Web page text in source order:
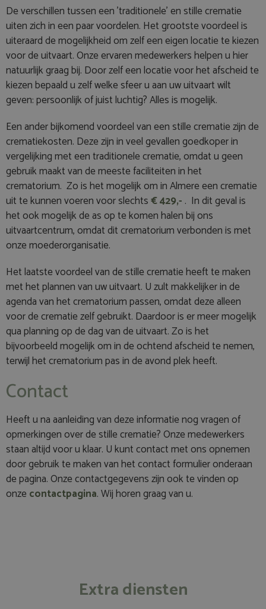
De verschillen tussen een ’traditionele’ en stille crematie
uiten zich in een paar voordelen. Het grootste voordeel is
uiteraard de mogelijkheid om zelf een eigen locatie te kiezen
voor de uitvaart. Onze ervaren medewerkers helpen u hier
natuurlijk graag bij. Door zelf een locatie voor het afscheid te
kiezen bepaald u zelf welke sfeer u aan uw uitvaart wilt
geven: persoonlijk of juist luchtig? Alles is mogelijk.
Een ander bijkomend voordeel van een stille crematie zijn de
crematiekosten. Deze zijn in veel gevallen goedkoper in
vergelijking met een traditionele crematie, omdat u geen
gebruik maakt van de meeste faciliteiten in het
crematorium. Zo is het mogelijk om in Almere een crematie
uit te kunnen voeren voor slechts€ 429,- . In dit geval is
het ook mogelijk de as op te komen halen bij ons
uitvaartcentrum, omdat dit crematorium verbonden is met
onze moederorganisatie.
Het laatste voordeel van de stille crematie heeft te maken
met het plannen van uw uitvaart. U zult makkelijker in de
agenda van het crematorium passen, omdat deze alleen
voor de crematie zelf gebruikt. Daardoor is er meer mogelijk
qua planning op de dag van de uitvaart. Zo is het
bijvoorbeeld mogelijk om in de ochtend afscheid te nemen,
terwijl het crematorium pas in de avond plek heeft.
Contact
Heeft u na aanleiding van deze informatie nog vragen of
opmerkingen over de stille crematie? Onze medewerkers
staan altijd voor u klaar. U kunt contact met ons opnemen
door gebruik te maken van het contact formulier onderaan
de pagina. Onze contactgegevens zijn ook te vinden op
onze contactpagina. Wij horen graag van u.
Extra diensten